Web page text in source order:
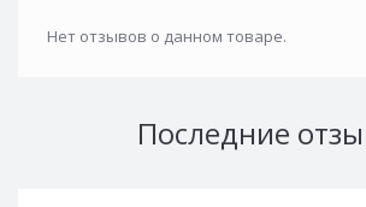
Нет отзывов о данном товаре.
Последние